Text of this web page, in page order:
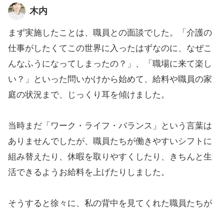
木内
まず実施したことは、職員との面談でした。「介護の
仕事がしたくてこの世界に入ったはずなのに、なぜこ
んなふうになってしまったの？」、「職場に来て楽し
い？」といった問いかけから始めて、給料や職員の家
庭の状況まで、じっくり耳を傾けました。
当時まだ「ワーク・ライフ・バランス」という言葉は
ありませんでしたが、職員たちが働きやすいシフトに
組み替えたり、休暇を取りやすくしたり、きちんと生
活できるようお給料を上げたりしました。
そうすると徐々に、私の背中を見てくれた職員たちが